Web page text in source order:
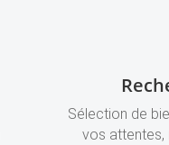
Sélection de
vos attentes,